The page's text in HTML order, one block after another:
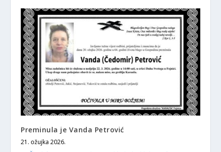
Preminula je Vanda Petrović
21. ožujka 2026.